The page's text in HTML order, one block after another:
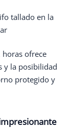
tallado en la
ofrece
y la posibilidad
protegido y